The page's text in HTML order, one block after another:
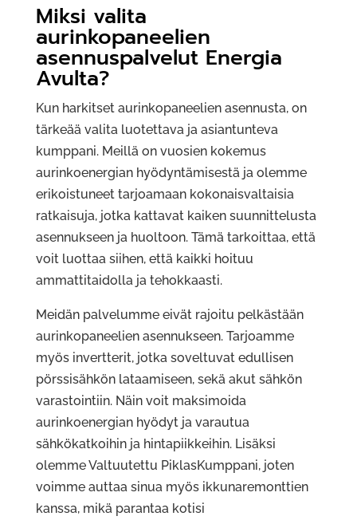
Miksi valita
aurinkopaneelien
asennuspalvelut Energia
Avulta?
Kun harkitset aurinkopaneelien asennusta, on
tärkeää valita luotettava ja asiantunteva
kumppani. Meillä on vuosien kokemus
aurinkoenergian hyödyntämisestä ja olemme
erikoistuneet tarjoamaan kokonaisvaltaisia
ratkaisuja, jotka kattavat kaiken suunnittelusta
asennukseen ja huoltoon. Tämä tarkoittaa, että
voit luottaa siihen, että kaikki hoituu
ammattitaidolla ja tehokkaasti.
Meidän palvelumme eivät rajoitu pelkästään
aurinkopaneelien asennukseen. Tarjoamme
myös invertterit, jotka soveltuvat edullisen
pörssisähkön lataamiseen, sekä akut sähkön
varastointiin. Näin voit maksimoida
aurinkoenergian hyödyt ja varautua
sähkökatkoihin ja hintapiikkeihin. Lisäksi
olemme Valtuutettu PiklasKumppani, joten
voimme auttaa sinua myös ikkunaremonttien
kanssa, mikä parantaa kotisi